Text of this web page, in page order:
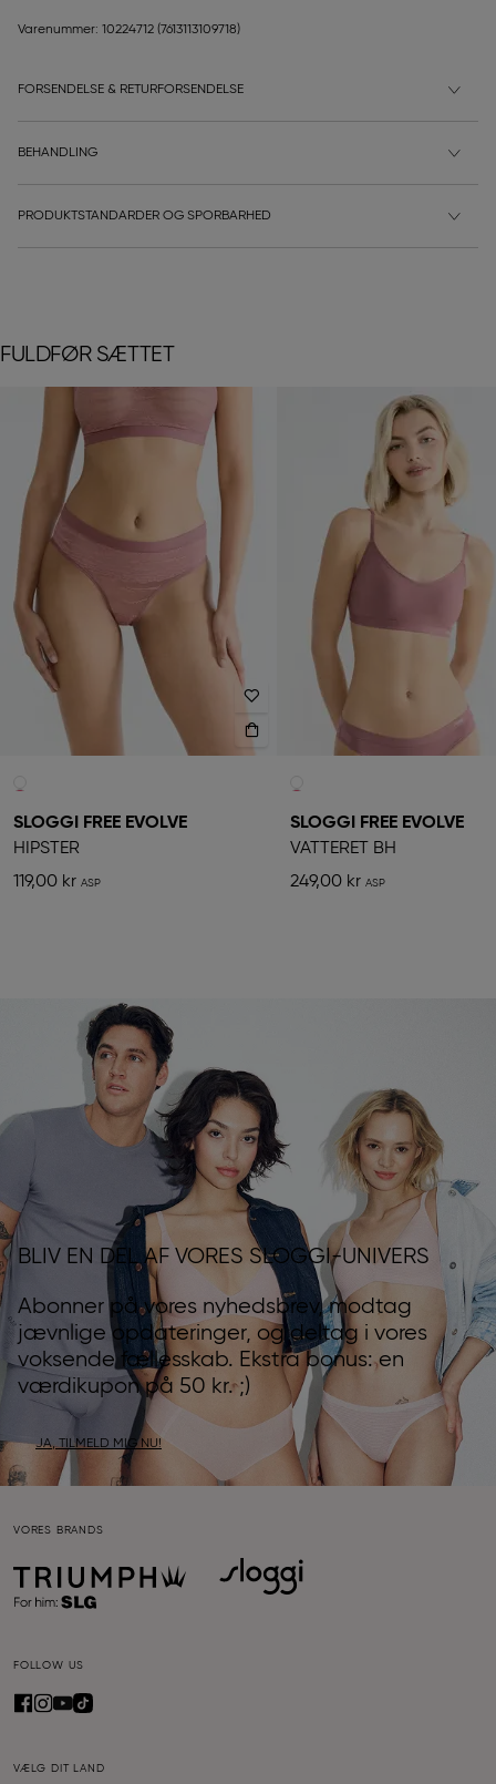
Varenummer: 10224712 (7613113109718)
FORSENDELSE & RETURFORSENDELSE
BEHANDLING
PRODUKTSTANDARDER OG SPORBARHED
FULDFØR SÆTTET
SLOGGI FREE EVOLVE
HIPSTER
119,00 kr
SLOGGI FREE EVOLVE
VATTERET BH
249,00 kr
BLIV EN DEL AF VORES SLOGGI-UNIVERS
Abonner på vores nyhedsbrev, modtag
jævnlige opdateringer, og deltag i vores
voksende fællesskab. Ekstra bonus: en
værdikupon på 50 kr. ;)
JA, TILMELD MIG NU!
VORES BRANDS
FOLLOW US
VÆLG DIT LAND